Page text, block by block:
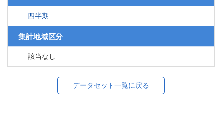
四半期
集計地域区分
該当なし
データセット一覧に戻る